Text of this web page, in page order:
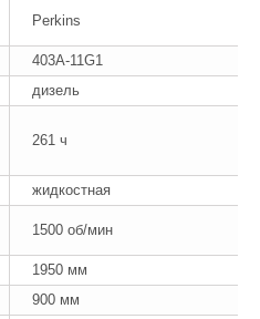
Perkins
403A-11G1
дизель
261 ч
жидкостная
1500 об/мин
1950 мм
900 мм